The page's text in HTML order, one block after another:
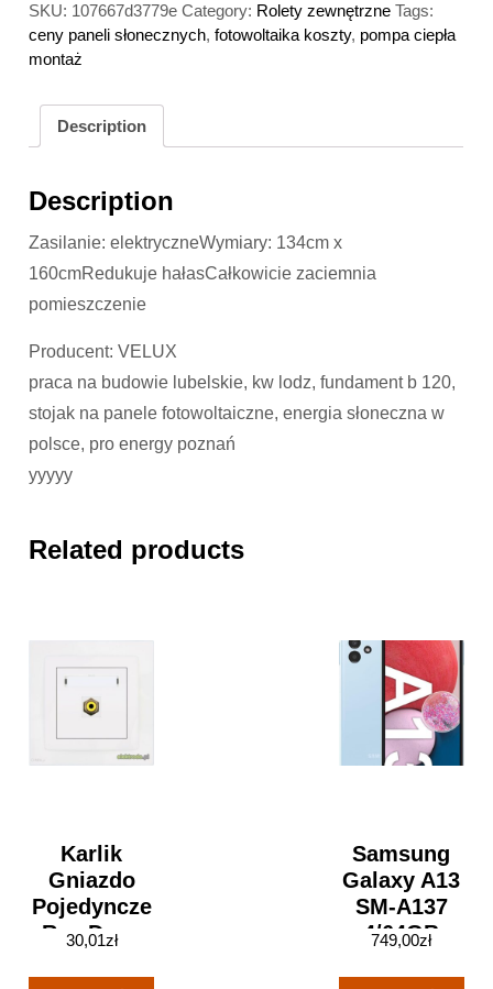
SKU: 107667d3779e Category: Rolety zewnętrzne Tags:
ceny paneli słonecznych,fotowoltaika koszty, pompa ciepła
montaż
Description
Description
Zasilanie: elektryczneWymiary: 134cm x
160cmRedukuje hałasCałkowicie zaciemnia
pomieszczenie
Producent: VELUX
praca na budowie lubelskie, kw lodz, fundament b 120,
stojak na panele fotowoltaiczne, energia słoneczna w
polsce, pro energy poznań
yyyyy
Related products
Karlik
Gniazdo
Pojedyncze
Rca Deco
30,01zł
Samsung
Galaxy A13
SM-A137
4/64GB
749,00zł